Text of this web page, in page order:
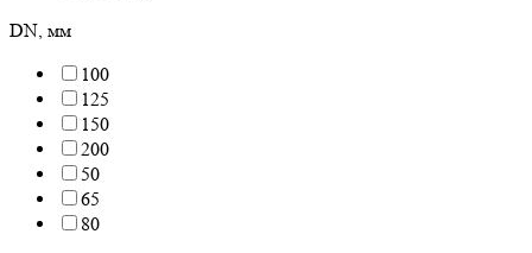
DN, мм
100
125
150
200
50
65
80